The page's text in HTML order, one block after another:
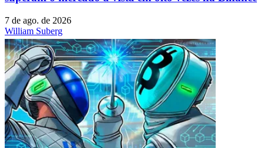
7 de ago. de 2026
William Suberg